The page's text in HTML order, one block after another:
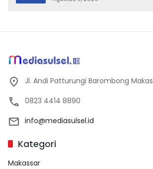
Jl. Andi Patturungi Barombong
0823 4414 8890
info@mediasulsel.id
Kategori
Makassar